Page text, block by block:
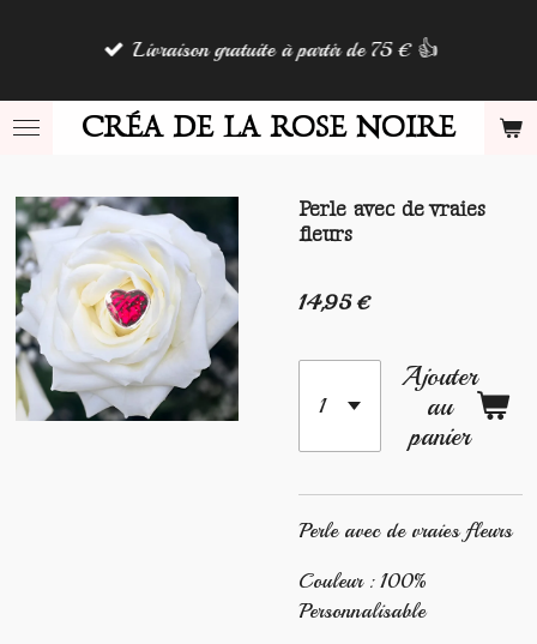
principalCRÉA DE LA ROSE NOIRE
Livraison gratuite à partir de 75 € 👍
Perle avec de vraies
fleurs
14,95 €
Ajouter
au
panier
Perle avec de vraies fleurs
Couleur : 100%
Personnalisable